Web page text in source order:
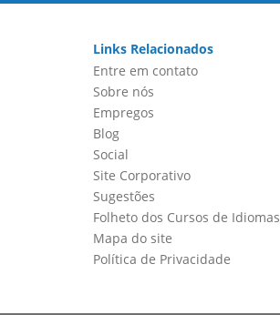
Links Relacionados
Entre em contato
Sobre nós
Empregos
Blog
Social
Site Corporativo
Sugestões
Folheto dos Cursos de Idiomas
Mapa do site
Política de Privacidade